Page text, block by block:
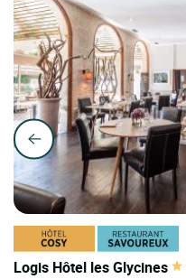
Logis Hôtel les Glycines